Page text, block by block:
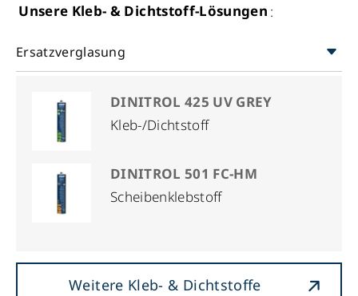
Unsere Kleb- & Dichtstoff-Lösungen :
Ersatzverglasung
DINITROL 425 UV GREY
Kleb-/Dichtstoff
DINITROL 501 FC-HM
Scheibenklebstoff
Weitere Kleb- & Dichtstoffe